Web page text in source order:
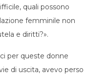
quali possono
femminile non
e diritti?».
per queste donne
di uscita, avevo perso